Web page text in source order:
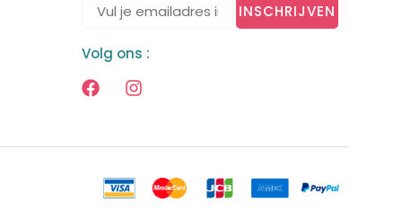
INSCHRIJVEN
Volg ons :